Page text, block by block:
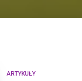
ARTYKUŁY